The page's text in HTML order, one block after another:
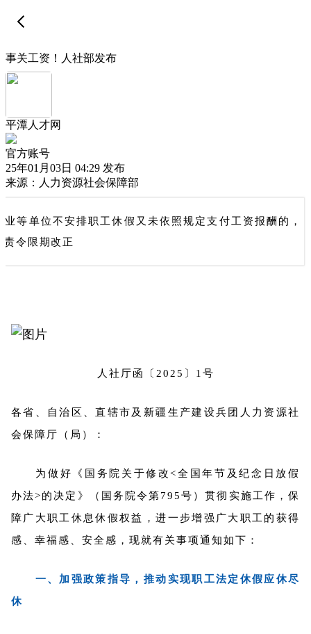
事关工资！人社部发布
平潭人才网
官方账号
25年01月03日 04:29 发布
来源：人力资源社会保障部
业等单位不安排职工休假又未依照规定支付工资报酬的，
责令限期改正
人社厅函〔2025〕1号
各省、自治区、直辖市及新疆生产建设兵团人力资源社
会保障厅（局）：
为做好《国务院关于修改<全国年节及纪念日放假
办法>的决定》（国务院令第795号）贯彻实施工作，保
障广大职工休息休假权益，进一步增强广大职工的获得
感、幸福感、安全感，现就有关事项通知如下：
一、加强政策指导，推动实现职工法定休假应休尽
休